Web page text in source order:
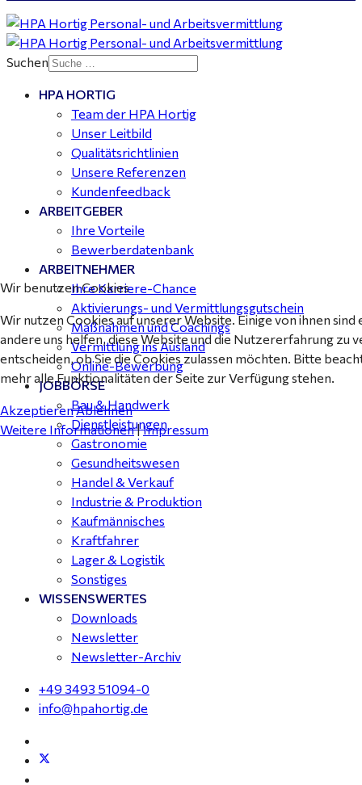
Dessau-Roßlau - ab 18,00 €
Koch (m/w/d) für Gaststätte in Kemberg gesucht
Suchen
HPA HORTIG
Team der HPA Hortig
Unser Leitbild
Qualitätsrichtlinien
Unsere Referenzen
Kundenfeedback
ARBEITGEBER
Ihre Vorteile
Bewerberdatenbank
ARBEITNEHMER
Ihre Karriere-Chance
Aktivierungs- und Vermittlungsgutschein
Maßnahmen und Coachings
Vermittlung ins Ausland
Online-Bewerbung
JOBBÖRSE
Bau & Handwerk
Dienstleistungen
Gastronomie
Gesundheitswesen
Handel & Verkauf
Industrie & Produktion
Kaufmännisches
Kraftfahrer
Lager & Logistik
Sonstiges
WISSENSWERTES
Downloads
Newsletter
Newsletter-Archiv
+49 3493 51094-0
info@hpahortig.de
Wir benutzen Cookies
Wir nutzen Cookies auf unserer Website. Einige von ihnen
andere uns helfen, diese Website und die Nutzererfahrung zu
entscheiden, ob Sie die Cookies zulassen möchten. Bitte
mehr alle Funktionalitäten der Seite zur Verfügung stehen.
AkzeptierenAblehnen
Weitere Informationen|Impressum